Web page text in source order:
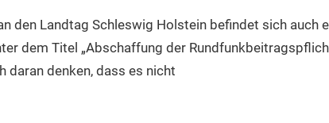
den Landtag Schleswig Holstein befindet sich auch
dem Titel „Abschaffung der
daran denken, dass es nicht